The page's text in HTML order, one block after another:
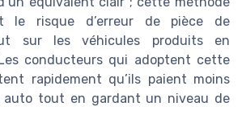
le risque d’erreur de pièce de
sur les véhicules produits en
conducteurs qui adoptent cette
rapidement qu’ils paient moins
auto tout en gardant un niveau de